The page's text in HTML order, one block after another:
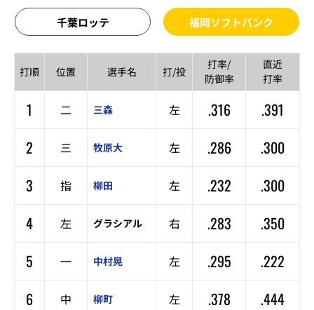
千葉ロッテ 福岡ソフトバンク
打順 位置 選手名 打/投
打率/
防御率
直近
打率
1 二 三森 左 .316
.391
2
三 牧原大 左 .286
.300
3
指 柳田 左 .232
.300
4
左 グラシアル 右 .283
.350
5
一 中村晃 左 .295
.222
6
中 柳町 左 .378
.444